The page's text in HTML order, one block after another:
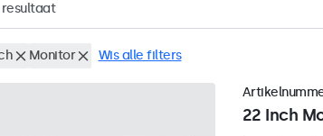
resultaat
Monitor Wis alle filters
22 Inch